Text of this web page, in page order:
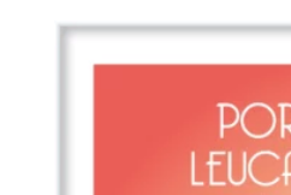
20,00 €
à